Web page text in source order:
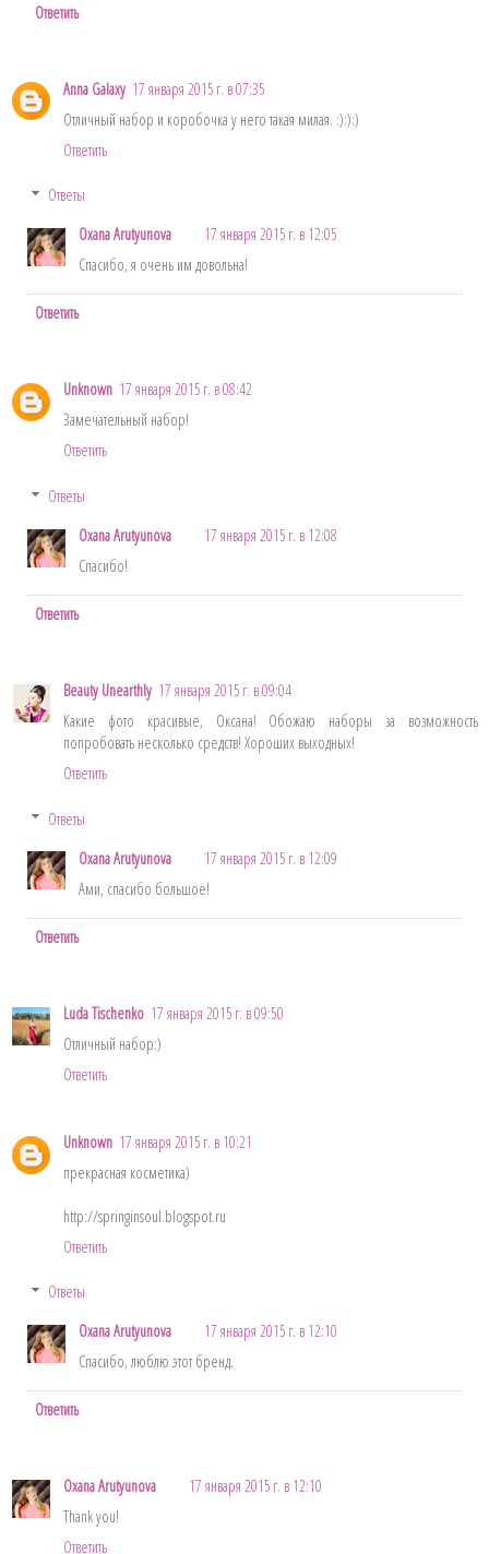
Ответить
Anna Galaxy 17 января 2015 г. в 07:35
Отличный набор и коробочка у него такая милая. :):):)
Ответить
Ответы
Oxana Arutyunova
17 января 2015 г. в 12:05
Спасибо, я очень им довольна!
Ответить
Unknown 17 января 2015 г. в 08:42
Замечательный набор!
Ответить
Ответы
Oxana Arutyunova
17 января 2015 г. в 12:08
Спасибо!
Ответить
Beauty Unearthly 17 января 2015 г. в 09:04
Какие фото красивые, Оксана! Обожаю наборы за возможность
попробовать несколько средств! Хороших выходных!
Ответить
Ответы
Oxana Arutyunova
17 января 2015 г. в 12:09
Ами, спасибо большое!
Ответить
Luda Tischenko 17 января 2015 г. в 09:50
Отличный набор:)
Ответить
Unknown 17 января 2015 г. в 10:21
прекрасная косметика)
http://springinsoul.blogspot.ru
Ответить
Ответы
Oxana Arutyunova
17 января 2015 г. в 12:10
Спасибо, люблю этот бренд.
Ответить
Oxana Arutyunova
17 января 2015 г. в 12:10
Thank you!
Ответить